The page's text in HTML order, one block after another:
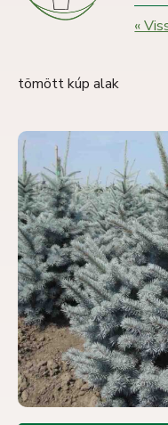
«
tömött kúp alak